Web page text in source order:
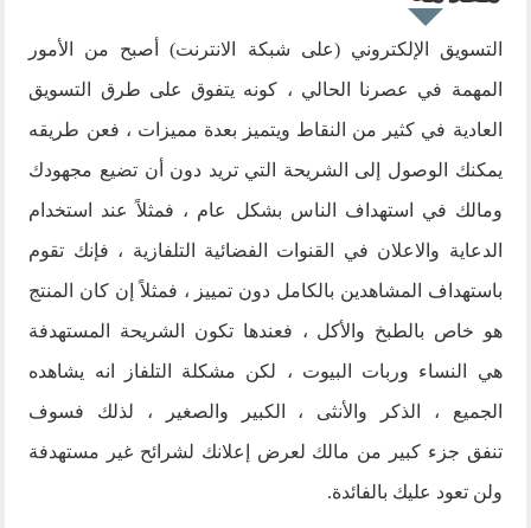
التسويق الإلكتروني (على شبكة الانترنت) أصبح من الأمور
المهمة في عصرنا الحالي ، كونه يتفوق على طرق التسويق
العادية في كثير من النقاط ويتميز بعدة مميزات ، فعن طريقه
يمكنك الوصول إلى الشريحة التي تريد دون أن تضيع مجهودك
ومالك في استهداف الناس بشكل عام ، فمثلاً عند استخدام
الدعاية والاعلان في القنوات الفضائية التلفازية ، فإنك تقوم
باستهداف المشاهدين بالكامل دون تمييز ، فمثلاً إن كان المنتج
هو خاص بالطبخ والأكل ، فعندها تكون الشريحة المستهدفة
هي النساء وربات البيوت ، لكن مشكلة التلفاز انه يشاهده
الجميع ، الذكر والأنثى ، الكبير والصغير ، لذلك فسوف
تنفق جزء كبير من مالك لعرض إعلانك لشرائح غير مستهدفة
ولن تعود عليك بالفائدة.